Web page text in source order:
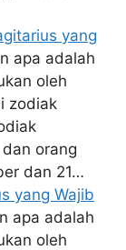
yang
apa adalah
oleh
zodiak
orang
dan 21…
yang Wajib
apa adalah
oleh